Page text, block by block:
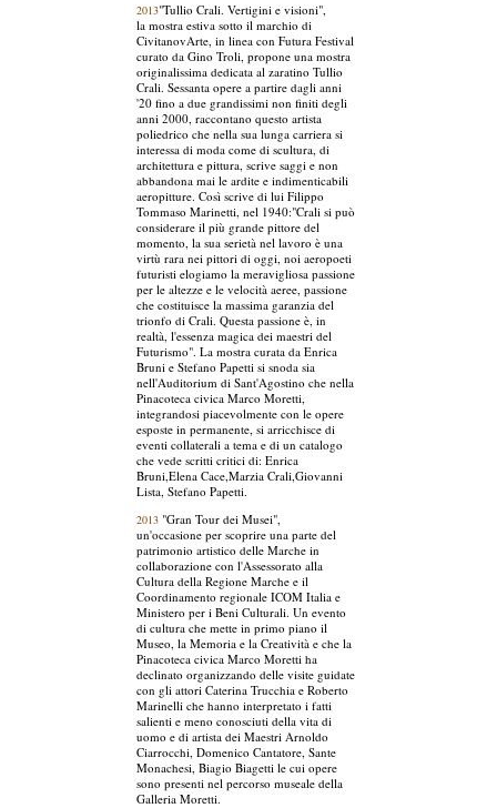
2013"Tullio Crali. Vertigini e visioni",
la mostra estiva sotto il marchio di
CivitanovArte, in linea con Futura Festival
curato da Gino Troli, propone una mostra
originalissima dedicata al zaratino Tullio
Crali. Sessanta opere a partire dagli anni
'20 fino a due grandissimi non finiti degli
anni 2000, raccontano questo artista
poliedrico che nella sua lunga carriera si
interessa di moda come di scultura, di
architettura e pittura, scrive saggi e non
abbandona mai le ardite e indimenticabili
aeropitture. Così scrive di lui Filippo
Tommaso Marinetti, nel 1940:"Crali si può
considerare il più grande pittore del
momento, la sua serietà nel lavoro è una
virtù rara nei pittori di oggi, noi aeropoeti
futuristi elogiamo la meravigliosa passione
per le altezze e le velocità aeree, passione
che costituisce la massima garanzia del
trionfo di Crali. Questa passione è, in
realtà, l'essenza magica dei maestri del
Futurismo". La mostra curata da Enrica
Bruni e Stefano Papetti si snoda sia
nell'Auditorium di Sant'Agostino che nella
Pinacoteca civica Marco Moretti,
integrandosi piacevolmente con le opere
esposte in permanente, si arricchisce di
eventi collaterali a tema e di un catalogo
che vede scritti critici di: Enrica
Bruni,Elena Cace,Marzia Crali,Giovanni
Lista, Stefano Papetti.
2013"Gran Tour dei Musei",
un'occasione per scoprire una parte del
patrimonio artistico delle Marche in
collaborazione con l'Assessorato alla
Cultura della Regione Marche e il
Coordinamento regionale ICOM Italia e
Ministero per i Beni Culturali. Un evento
di cultura che mette in primo piano il
Museo, la Memoria e la Creatività e che la
Pinacoteca civica Marco Moretti ha
declinato organizzando delle visite guidate
con gli attori Caterina Trucchia e Roberto
Marinelli che hanno interpretato i fatti
salienti e meno conosciuti della vita di
uomo e di artista dei Maestri Arnoldo
Ciarrocchi, Domenico Cantatore, Sante
Monachesi, Biagio Biagetti le cui opere
sono presenti nel percorso museale della
Galleria Moretti.